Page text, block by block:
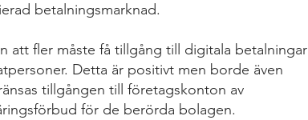
betalningsmarknad.
att fler måste få tillgång till digitala betalningar
Detta är positivt men borde även
tillgången till företagskonton av
för de berörda bolagen.